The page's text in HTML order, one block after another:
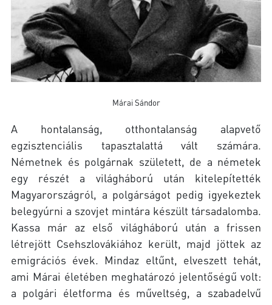
Márai Sándor
A hontalanság, otthontalanság alapvető
egzisztenciális tapasztalattá vált számára.
Németnek és polgárnak született, de a németek
egy részét a világháború után kitelepítették
Magyarországról, a polgárságot pedig igyekeztek
belegyúrni a szovjet mintára készült társadalomba.
Kassa már az első világháború után a frissen
létrejött Csehszlovákiához került, majd jöttek az
emigrációs évek. Mindaz eltűnt, elveszett tehát,
ami Márai életében meghatározó jelentőségű volt:
a polgári életforma és műveltség, a szabadelvű